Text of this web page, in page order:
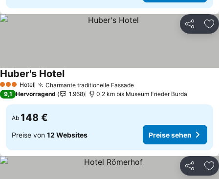
Teilen
3 SterneHotel Charmante traditionelle FassadePreise sehen
Huber's HotelPreise sehen
9,1 Hervorragend 1.968 0.2 km bis Museum Frieder Burda
Ab 148 €
Preise von 12 Websites Preise sehen
Teilen